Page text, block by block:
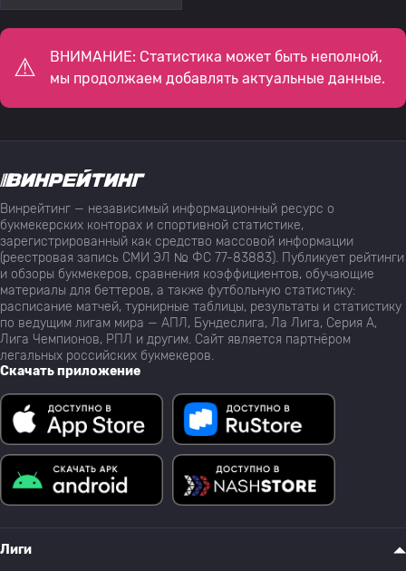
ВНИМАНИЕ: Статистика может быть неполной,
мы продолжаем добавлять актуальные данные.
Винрейтинг — независимый информационный ресурс о
букмекерских конторах и спортивной статистике,
зарегистрированный как средство массовой информации
(реестровая запись СМИ ЭЛ № ФС 77-83883). Публикует рейтинги
и обзоры букмекеров, сравнения коэффициентов, обучающие
материалы для беттеров, а также футбольную статистику:
расписание матчей, турнирные таблицы, результаты и статистику
по ведущим лигам мира — АПЛ, Бундеслига, Ла Лига, Серия А,
Лига Чемпионов, РПЛ и другим. Сайт является партнёром
легальных российских букмекеров.
Скачать приложение
Лиги